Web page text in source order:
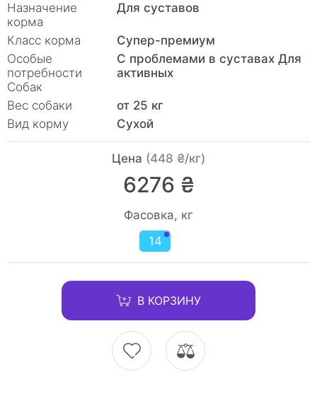
Назначение
корма
Для суставов
Класс корма
Супер-премиум
Особые
потребности
Собак
С проблемами в суставах Для
активных
Вес собаки
от 25 кг
Вид корму
Сухой
Цена (448 ₴/кг)
6276 ₴
Фасовка, кг
14
В КОРЗИНУ